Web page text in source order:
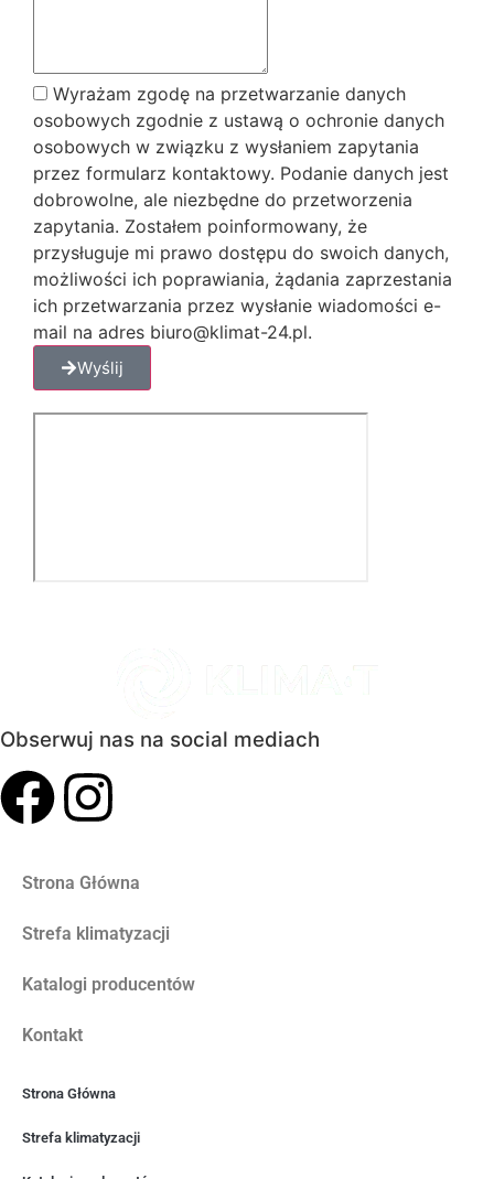
Wyrażam zgodę na przetwarzanie danych
osobowych zgodnie z ustawą o ochronie danych
osobowych w związku z wysłaniem zapytania
przez formularz kontaktowy. Podanie danych jest
dobrowolne, ale niezbędne do przetworzenia
zapytania. Zostałem poinformowany, że
przysługuje mi prawo dostępu do swoich danych,
możliwości ich poprawiania, żądania zaprzestania
ich przetwarzania przez wysłanie wiadomości e-
mail na adres biuro@klimat-24.pl.
Wyślij
Obserwuj nas na social mediach
Strona Główna
Strefa klimatyzacji
Katalogi producentów
Kontakt
Strona Główna
Strefa klimatyzacji